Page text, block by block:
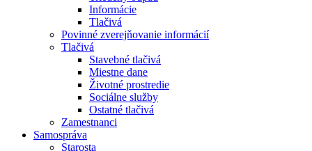
Informácie
Tlačivá
Povinné zverejňovanie informácií
Tlačivá
Stavebné tlačivá
Miestne dane
Životné prostredie
Sociálne služby
Ostatné tlačivá
Zamestnanci
Samospráva
Starosta